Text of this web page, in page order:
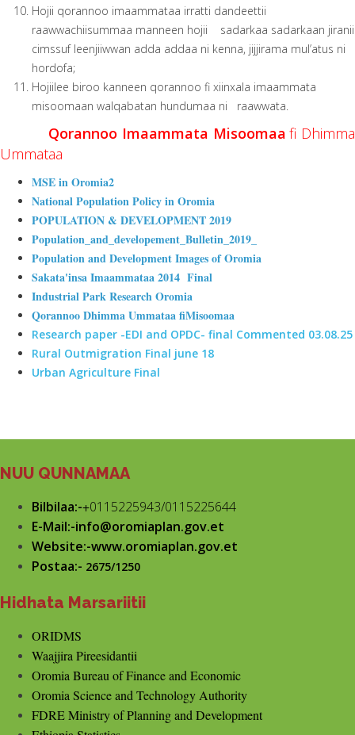
Hojii qorannoo imaammataa irratti dandeettii
raawwachiisummaa manneen hojii sadarkaa sadarkaan jiranii
cimssuf leenjiiwwan adda addaa ni kenna, jijjirama mul’atus ni
hordofa;
Hojiilee biroo kanneen qorannoo fi xiinxala imaammata
misoomaan walqabatan hundumaa ni raawwata.
Qorannoo Imaammata Misoomaa fi Dhimma
Ummataa
MSE in Oromia2
National Population Policy in Oromia
POPULATION & DEVELOPMENT 2019
Population_and_developement_Bulletin_2019_
Population and Development Images of Oromia
Sakata'insa Imaammataa 2014 Final
Industrial Park Research Oromia
Qorannoo Dhimma Ummataa fiMisoomaa
Research paper -EDI and OPDC- final Commented 03.08.25
Rural Outmigration Final june 18
Urban Agriculture Final
NUU QUNNAMAA
Bilbilaa:-+0115225943/0115225644
E-Mail:-info@oromiaplan.gov.et
Website:-www.oromiaplan.gov.et
Postaa:- 2675/1250
Hidhata Marsariitii
ORIDMS
Waajjira Pireesidantii
Oromia Bureau of Finance and Economic
Oromia Science and Technology Authority
FDRE Ministry of Planning and Development